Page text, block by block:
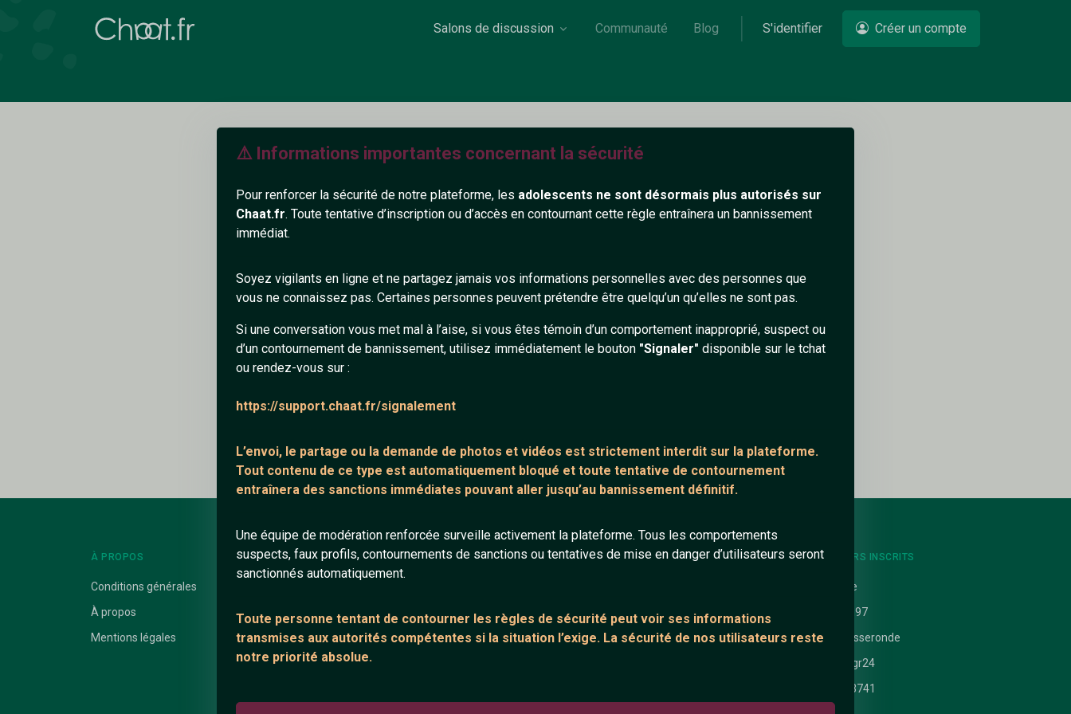
⚠️ Informations importantes concernant la sécurité
Pour renforcer la sécurité de notre plateforme, les adolescents ne sont désormais plus autorisés sur
Chaat.fr. Toute tentative d’inscription ou d’accès en contournant cette règle entraînera un bannissement
immédiat.
Soyez vigilants en ligne et ne partagez jamais vos informations personnelles avec des personnes que
vous ne connaissez pas. Certaines personnes peuvent prétendre être quelqu’un qu’elles ne sont pas.
Si une conversation vous met mal à l’aise, si vous êtes témoin d’un comportement inapproprié, suspect ou
d’un contournement de bannissement, utilisez immédiatement le bouton "Signaler" disponible sur le tchat
ou rendez-vous sur :
https://support.chaat.fr/signalement
L’envoi, le partage ou la demande de photos et vidéos est strictement interdit sur la plateforme.
Tout contenu de ce type est automatiquement bloqué et toute tentative de contournement
entraînera des sanctions immédiates pouvant aller jusqu’au bannissement définitif.
Une équipe de modération renforcée surveille activement la plateforme. Tous les comportements
suspects, faux profils, contournements de sanctions ou tentatives de mise en danger d’utilisateurs seront
sanctionnés automatiquement.
Toute personne tentant de contourner les règles de sécurité peut voir ses informations
transmises aux autorités compétentes si la situation l’exige. La sécurité de nos utilisateurs reste
notre priorité absolue.
Salons de discussion Communauté Blog S'identifier Créer un compte
Brunette
26 ans Non renseigné
Ajouter un commentaire (0)
À PROPOS
Conditions générales
À propos
Mentions légales
LIENS UTILES
Salons de discussion
Communauté
ANNEXE
Support IRC
ARTICLES RÉCENTS
Chat en ligne
Témoignage de nathanaelle
DERNIERS INSCRITS
Ashe
Sam97
Metisseronde
nicogr24
Roy3741